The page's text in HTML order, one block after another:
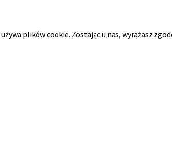
plików cookie. Zostając u nas, wyrażasz